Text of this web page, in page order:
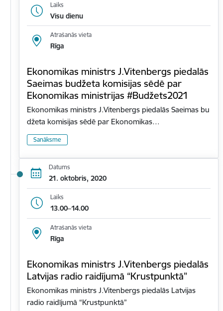
Laiks
Visu dienu
Atrašanās vieta
Rīga
Ekonomikas ministrs J.Vitenbergs piedalās
Saeimas budžeta komisijas sēdē par
Ekonomikas ministrijas #Budžets2021
Ekonomikas ministrs J.Vitenbergs piedalās Saeimas bu
džeta komisijas sēdē par Ekonomikas…
Sanāksme
Datums
21. oktobris, 2020
Laiks
13.00–14.00
Atrašanās vieta
Rīga
Ekonomikas ministrs J.Vitenbergs piedalās
Latvijas radio raidījumā “Krustpunktā”
Ekonomikas ministrs J.Vitenbergs piedalās Latvijas
radio raidījumā “Krustpunktā”